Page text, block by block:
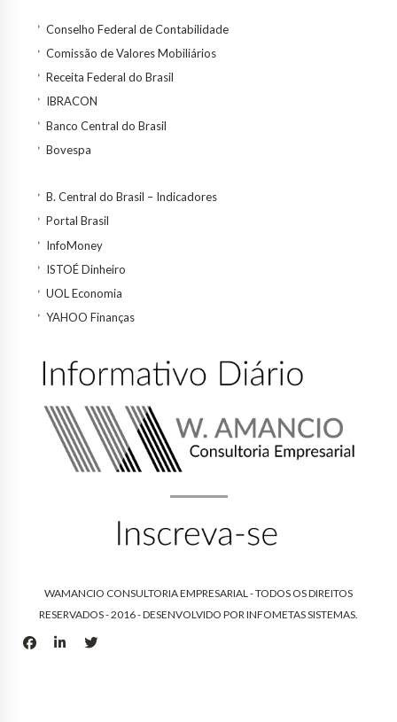
Conselho Federal de Contabilidade
Comissão de Valores Mobiliários
Receita Federal do Brasil
IBRACON
Banco Central do Brasil
Bovespa
B. Central do Brasil – Indicadores
Portal Brasil
InfoMoney
ISTOÉ Dinheiro
UOL Economia
YAHOO Finanças
WAMANCIO CONSULTORIA EMPRESARIAL - TODOS OS DIREITOS
RESERVADOS - 2016 - DESENVOLVIDO POR INFOMETAS SISTEMAS